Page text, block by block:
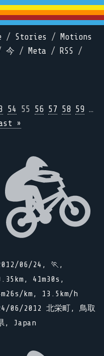
/ Stories /
Motions
今 / Meta / RSS /
54 55 56 57 58 59 …
»
06/24, 🏃,
41m30s,
km, 13.5km/h
06/2012 北栄町, 鳥取
, Japan